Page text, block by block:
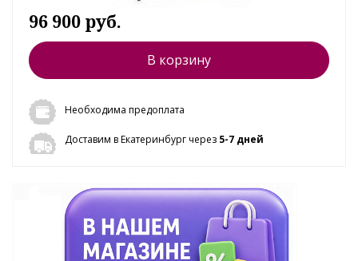
96 900 руб.
В корзину
Необходима предоплата
Доставим в Екатеринбург через 5-7 дней